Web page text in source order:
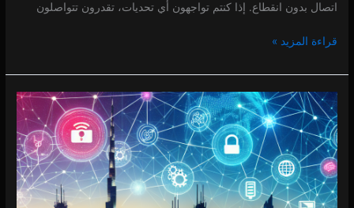
اتصال بدون انقطاع. إذا كنتم تواجهون أي تحديات، تقدرون تتواصلون
قراءة المزيد »
فني
انترنت
في
الخليج
التجاري
0 (0)